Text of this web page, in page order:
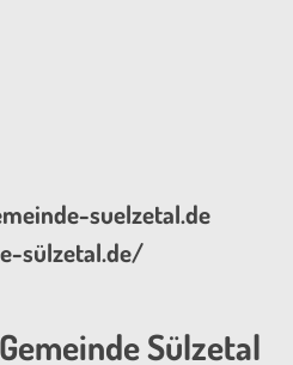
suelzetal.de
sülzetal.de/
Sülzetal